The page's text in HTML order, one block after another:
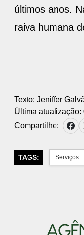
últimos anos.
raiva humana
Texto: Jeniffer
Última atualização:
Compartilhe:
TAGS: Serviços